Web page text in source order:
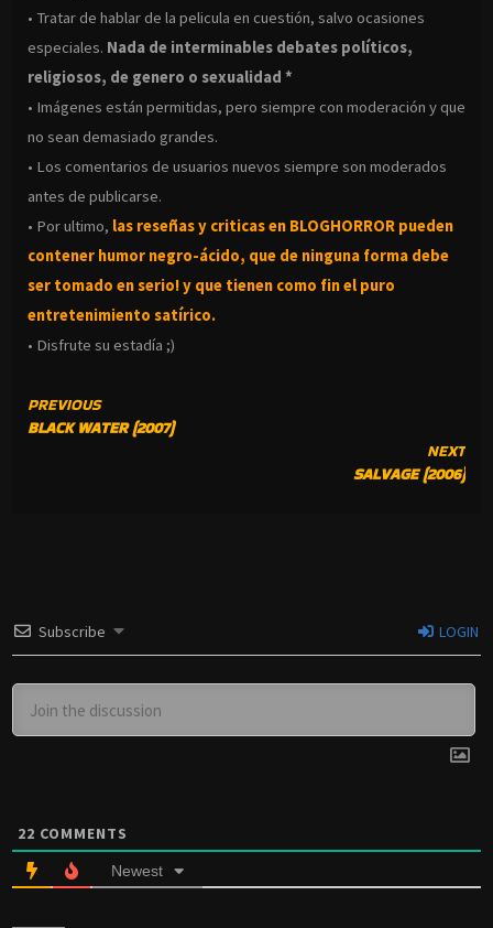
• Tratar de hablar de la pelicula en cuestión, salvo ocasiones
especiales. Nada de interminables debates políticos,
religiosos, de genero o sexualidad *
• Imágenes están permitidas, pero siempre con moderación y que
no sean demasiado grandes.
• Los comentarios de usuarios nuevos siempre son moderados
antes de publicarse.
• Por ultimo, las reseñas y criticas en BLOGHORROR pueden
contener humor negro-ácido, que de ninguna forma debe
ser tomado en serio! y que tienen como fin el puro
entretenimiento satírico.
• Disfrute su estadía ;)
CONTINUE
READING
PREVIOUS
BLACK WATER (2007)
NEXT
SALVAGE (2006)
Subscribe LOGIN
22 COMMENTS
Newest